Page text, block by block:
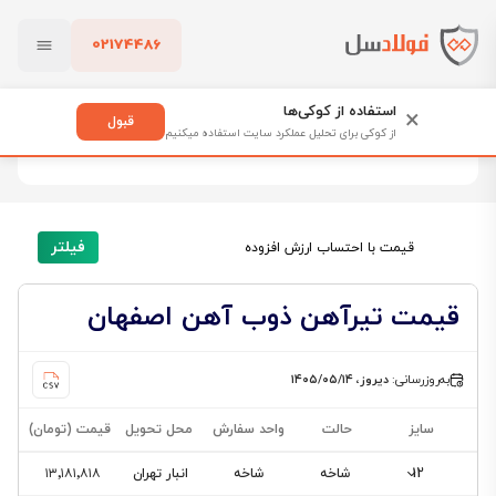
02174486
پاک کردن
قیمت تیرآهن
قیمت با احتساب ارزش افزوده فیلتر
قیمت تیرآهن ذوب آهن اصفهان
به‌روزرسانی:دیروز، ۱۴۰۵/۰۵/۱۴
سایز حالت واحد سفارش محل تحویل قیمت (تومان)
12 شاخه شاخه انبار تهران ۱۳٬۱۸۱٬۸۱۸
× استفاده از کوکی‌ها
از کوکی برای تحلیل عملکرد سایت استفاده میکنیم
قبول